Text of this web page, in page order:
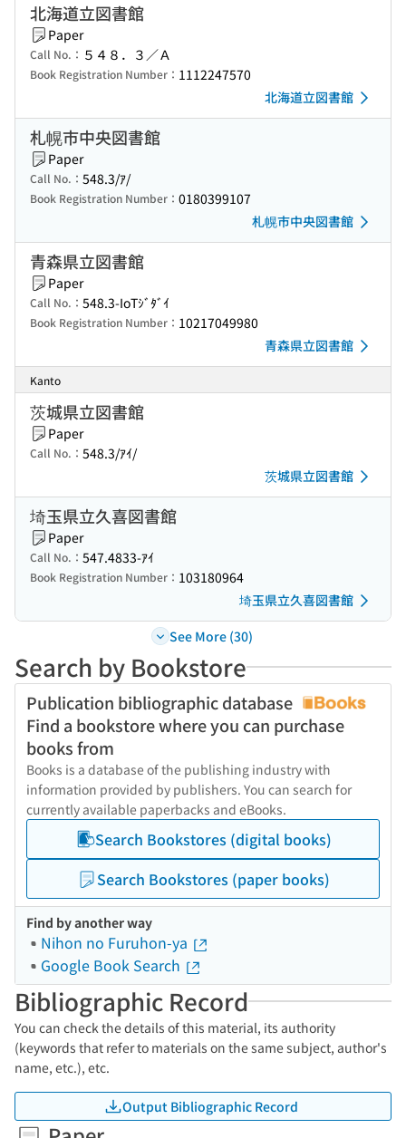
北海道立図書館
Paper
Call No.： ５４８．３／Ａ
Book Registration Number： 1112247570
北海道立図書館
札幌市中央図書館
Paper
Call No.： 548.3/ｱ/
Book Registration Number： 0180399107
札幌市中央図書館
青森県立図書館
Paper
Call No.： 548.3-IoTｼﾞﾀﾞｲ
Book Registration Number： 10217049980
青森県立図書館
Kanto
茨城県立図書館
Paper
Call No.： 548.3/ｱｲ/
茨城県立図書館
埼玉県立久喜図書館
Paper
Call No.： 547.4833-ｱｲ
Book Registration Number： 103180964
埼玉県立久喜図書館
See More (30)
Search by Bookstore
Publication bibliographic database
Find a bookstore where you can purchase
books from
Books is a database of the publishing industry with
information provided by publishers. You can search for
currently available paperbacks and eBooks.
Search Bookstores (digital books)
Search Bookstores (paper books)
Find by another way
Nihon no Furuhon-ya
Google Book Search
Bibliographic Record
You can check the details of this material, its authority
(keywords that refer to materials on the same subject, author's
name, etc.), etc.
Output Bibliographic Record